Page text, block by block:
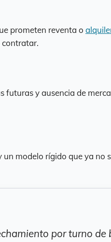
prometen reventa o
contratar.
y ausencia de
modelo rígido que ya no
por turno de